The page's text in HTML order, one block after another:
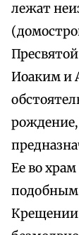
лежат
Иоаким и
рождение,
Ее во
подобным
Крещении.